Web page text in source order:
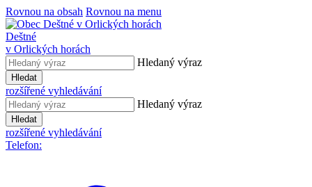
Rovnou na obsah Rovnou na menu
Deštné
v Orlických horách
Hledaný výraz
Hledat
rozšířené vyhledávání
Hledaný výraz
Hledat
rozšířené vyhledávání
Telefon: